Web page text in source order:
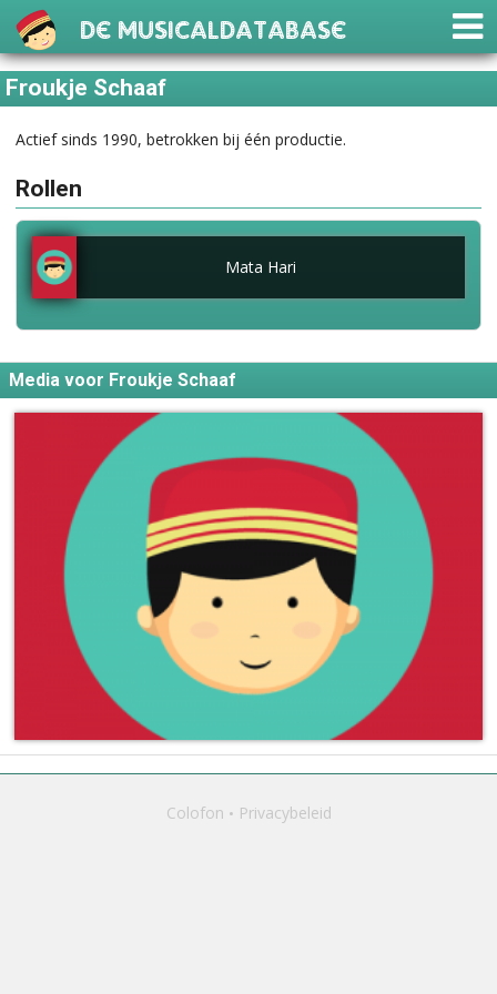
De Musicaldatabase
Froukje Schaaf
Actief sinds 1990, betrokken bij één productie.
Rollen
Mata Hari
Media voor Froukje Schaaf
Colofon Privacybeleid